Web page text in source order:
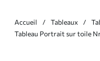
Accueil Tableaux
Tableau Portrait sur toile